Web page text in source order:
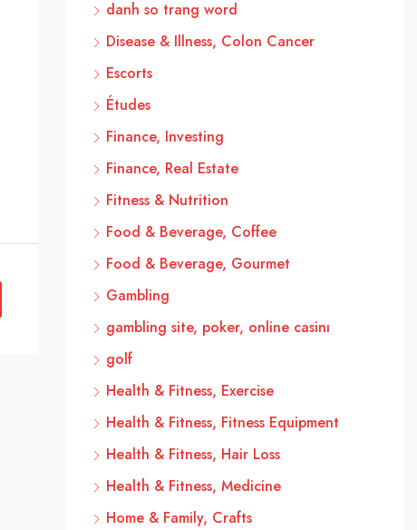
danh so trang word
Disease & Illness, Colon Cancer
Escorts
Études
Finance, Investing
Finance, Real Estate
Fitness & Nutrition
Food & Beverage, Coffee
Food & Beverage, Gourmet
Gambling
gambling site, poker, online casinı
golf
Health & Fitness, Exercise
Health & Fitness, Fitness Equipment
Health & Fitness, Hair Loss
Health & Fitness, Medicine
Home & Family, Crafts